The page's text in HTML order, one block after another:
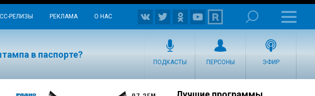
РЕЛИЗЫ РЕКЛАМА О НАС
в паспорте?
ПОДКАСТЫ ПЕРСОНЫ ЭФИР